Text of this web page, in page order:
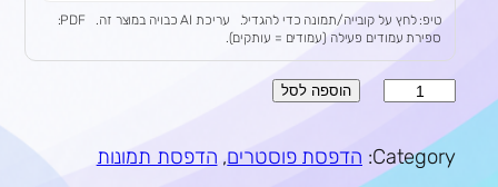
מ
טיפ: לחץ על קובייה/תמונה כדי להגדיל. עריכת AI כבויה במוצר זה.
PDF:
ספירת עמודים פעילה (עמודים = עותקים).
הוספה לסל
Category: הדפסת פוסטרים, הדפסת תמונות